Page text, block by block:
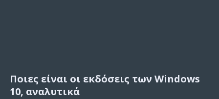
Ποιες είναι οι εκδόσεις των Windows
10, αναλυτικά